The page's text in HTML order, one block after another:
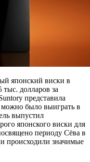
японский виски в
тыс. долларов за
представила
было выиграть в
выпустил
японского виски для
периоду Сёва в
происходили значимые